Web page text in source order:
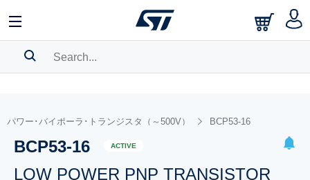
BOOKMARK
Pleaselog in to show your saved searches.
パワー･バイポーラ･トランジスタ（～500V） BCP53-16
BCP53-16 ACTIVE
LOW POWER PNP TRANSISTOR